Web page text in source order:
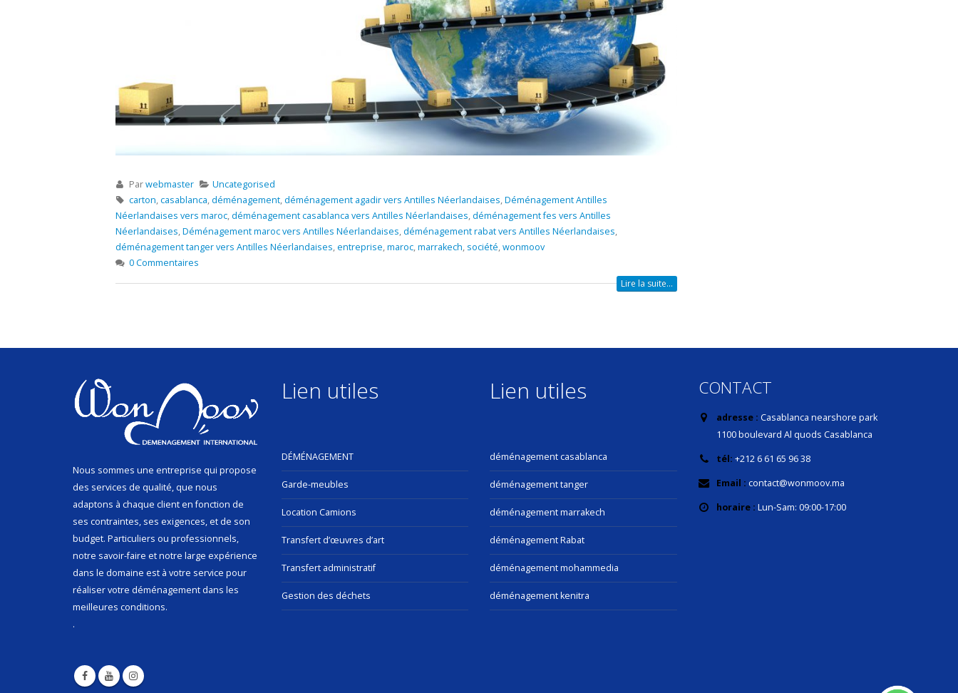
Parwebmaster
Uncategorised
carton,casablanca,déménagement,déménagement agadir vers Antilles Néerlandaises,Déménagement Antilles
Néerlandaises vers maroc,déménagement casablanca vers Antilles Néerlandaises,déménagement fes vers Antilles
Néerlandaises,Déménagement maroc vers Antilles Néerlandaises,déménagement rabat vers Antilles Néerlandaises,
déménagement tanger vers Antilles Néerlandaises,entreprise,maroc,marrakech, société,wonmoov
0 Commentaires
Lire la suite...
Nous sommes une entreprise qui propose
des services de qualité, que nous
adaptons à chaque client en fonction de
ses contraintes, ses exigences, et de son
budget. Particuliers ou professionnels,
notre savoir-faire et notre large expérience
dans le domaine est à votre service pour
réaliser votre déménagement dans les
meilleures conditions.
.
Lien utiles
DÉMÉNAGEMENT
Garde-meubles
Location Camions
Transfert d’œuvres d’art
Transfert administratif
Gestion des déchets
Lien utiles
déménagement casablanca
déménagement tanger
déménagement marrakech
déménagement Rabat
déménagement mohammedia
déménagement kenitra
CONTACT
adresse : Casablanca nearshore park
1100 boulevard Al quods Casablanca
tél: +212 6 61 65 96 38
Email : contact@wonmoov.ma
horaire : Lun-Sam: 09:00-17:00